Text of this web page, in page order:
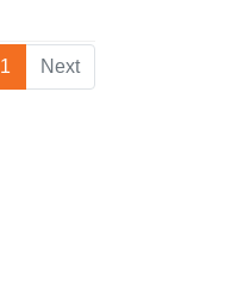
1 Next